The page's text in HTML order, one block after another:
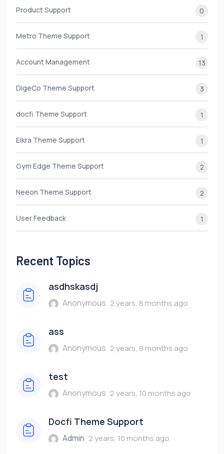
Product Support 0
Metro Theme Support 1
Account Management 13
DigeCo Theme Support 3
docfi Theme Support 1
Eikra Theme Support 1
Gym Edge Theme Support 2
Neeon Theme Support 2
User Feedback 1
Recent Topics
asdhskasdj
Anonymous 2 years, 8 months ago
ass
Anonymous 2 years, 8 months ago
test
Anonymous 2 years, 10 months ago
Docfi Theme Support
Admin 2 years, 10 months ago